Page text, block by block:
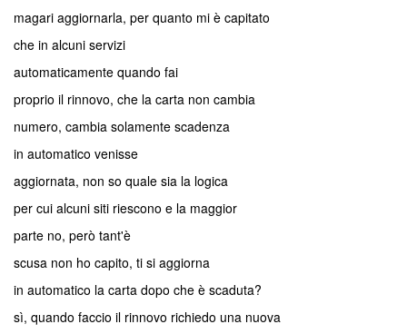
magari aggiornarla, per quanto mi è capitato
che in alcuni servizi
automaticamente quando fai
proprio il rinnovo, che la carta non cambia
numero, cambia solamente scadenza
in automatico venisse
aggiornata, non so quale sia la logica
per cui alcuni siti riescono e la maggior
parte no, però tant'è
scusa non ho capito, ti si aggiorna
in automatico la carta dopo che è scaduta?
sì, quando faccio il rinnovo richiedo una nuova